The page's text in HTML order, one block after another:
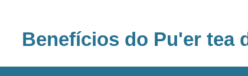
Benefícios do Pu'er tea